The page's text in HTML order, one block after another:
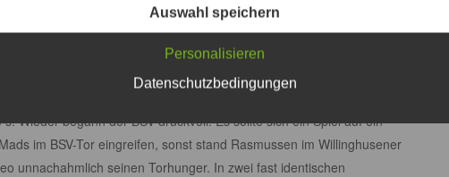
Begegnungen und das Spielgemeinschaftsabenteuer vom letzten
entwickelt.
Wieder begann der BSV druckvoll. Es sollte sich ein Spiel auf ein
im BSV-Tor eingreifen, sonst stand Rasmussen im Willinghusener
unnachahmlich seinen Torhunger. In zwei fast identischen
Auswahl speichern
Personalisieren
Datenschutzbedingungen